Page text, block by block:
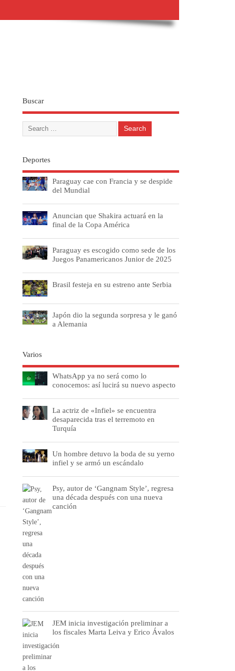
Buscar
Deportes
Paraguay cae con Francia y se despide
del Mundial
Anuncian que Shakira actuará en la
final de la Copa América
Paraguay es escogido como sede de los
Juegos Panamericanos Junior de 2025
Brasil festeja en su estreno ante Serbia
Japón dio la segunda sorpresa y le ganó
a Alemania
Varios
WhatsApp ya no será como lo
conocemos: así lucirá su nuevo aspecto
La actriz de «Infiel» se encuentra
desaparecida tras el terremoto en
Turquía
Un hombre detuvo la boda de su yerno
infiel y se armó un escándalo
Psy, autor de ‘Gangnam Style’, regresa
una década después con una nueva
canción
JEM inicia investigación preliminar a
los fiscales Marta Leiva y Erico Ávalos